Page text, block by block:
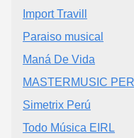
Import Travill
Paraiso musical
Maná De Vida
MASTERMUSIC
Simetrix Perú
Todo Música EIRL